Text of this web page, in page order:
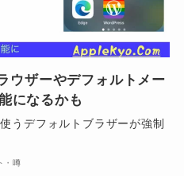
ウザーやデフォルトメー
になるかも
うデフォルトブラザーが強制
・噂